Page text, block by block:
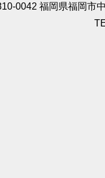
0042 福岡県福岡市